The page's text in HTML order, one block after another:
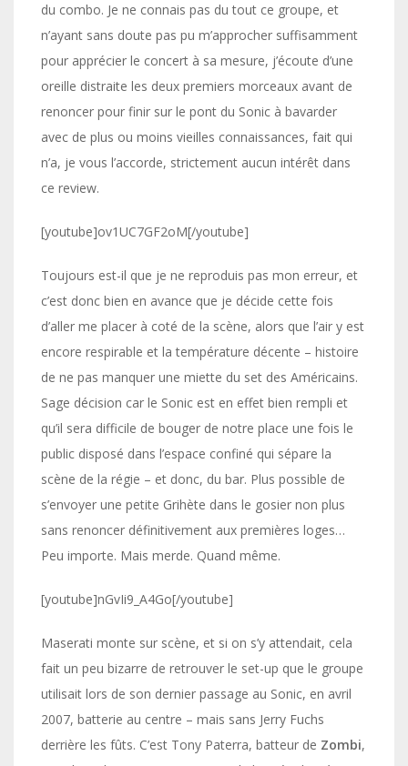
du combo. Je ne connais pas du tout ce groupe, et
n’ayant sans doute pas pu m’approcher suffisamment
pour apprécier le concert à sa mesure, j’écoute d’une
oreille distraite les deux premiers morceaux avant de
renoncer pour finir sur le pont du Sonic à bavarder
avec de plus ou moins vieilles connaissances, fait qui
n’a, je vous l’accorde, strictement aucun intérêt dans
ce review.
[youtube]ov1UC7GF2oM[/youtube]
Toujours est-il que je ne reproduis pas mon erreur, et
c’est donc bien en avance que je décide cette fois
d’aller me placer à coté de la scène, alors que l’air y est
encore respirable et la température décente – histoire
de ne pas manquer une miette du set des Américains.
Sage décision car le Sonic est en effet bien rempli et
qu’il sera difficile de bouger de notre place une fois le
public disposé dans l’espace confiné qui sépare la
scène de la régie – et donc, du bar. Plus possible de
s’envoyer une petite Grihète dans le gosier non plus
sans renoncer définitivement aux premières loges…
Peu importe. Mais merde. Quand même.
[youtube]nGvIi9_A4Go[/youtube]
Maserati monte sur scène, et si on s’y attendait, cela
fait un peu bizarre de retrouver le set-up que le groupe
utilisait lors de son dernier passage au Sonic, en avril
2007, batterie au centre – mais sans Jerry Fuchs
derrière les fûts. C’est Tony Paterra, batteur de Zombi,